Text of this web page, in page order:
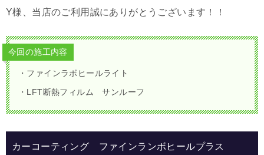
Y様、当店のご利用誠にありがとうございます！！
今回の施工内容
・ファインラボヒールライト
・LFT断熱フィルム サンルーフ
カーコーティング ファインランボヒールプラス